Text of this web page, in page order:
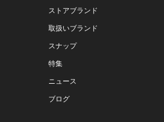
ストアブランド
取扱いブランド
スナップ
特集
ニュース
ブログ